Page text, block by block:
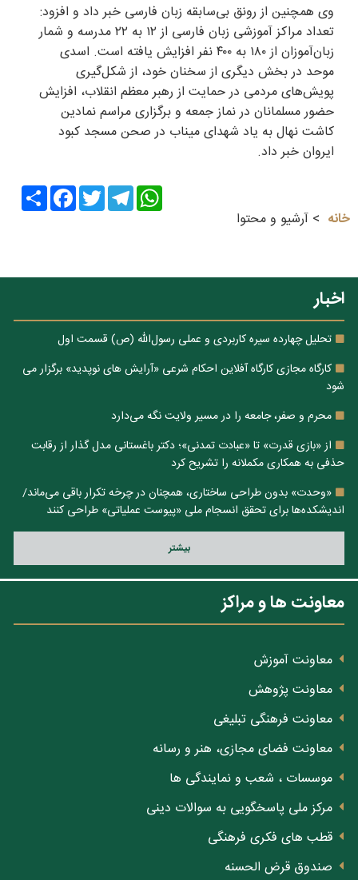
وی همچنین از رونق بی‌سابقه زبان فارسی خبر داد و افزود:
تعداد مراکز آموزشی زبان فارسی از ۱۲ به ۲۲ مدرسه و شمار
زبان‌آموزان از ۱۸۰ به ۴۰۰ نفر افزایش یافته است. اسدی
موحد در بخش دیگری از سخنان خود، از شکل‌گیری
پویش‌های مردمی در حمایت از رهبر معظم انقلاب، افزایش
حضور مسلمانان در نماز جمعه و برگزاری مراسم نمادین
کاشت نهال به یاد شهدای میناب در صحن مسجد کبود
ایروان خبر داد.
Share
FacebookTwitter
Telegram
WhatsApp
خانه
آرشیو و محتوا
اخبار
تحلیل چهارده سیره کاربردی و عملی رسول‌الله (ص) قسمت اول
کارگاه مجازی کارگاه آفلاین احکام شرعی «آرایش های نوپدید» برگزار می
شود
محرم و صفر، جامعه را در مسیر ولایت نگه می‌دارد
از «بازی قدرت» تا «عبادت تمدنی»؛ دکتر باغستانی مدل گذار از رقابت
حذفی به همکاری مکملانه را تشریح کرد
«وحدت» بدون طراحی ساختاری، همچنان در چرخه تکرار باقی می‌ماند/
اندیشکده‌ها برای تحقق انسجام ملی «پیوست عملیاتی» طراحی کنند
بيشتر
معاونت ها و مراکز
معاونت آموزش
معاونت پژوهش
معاونت فرهنگی تبلیغی
معاونت فضای مجازی، هنر و رسانه
موسسات ، شعب و نمایندگی ها
مرکز ملی پاسخگویی به سوالات دینی
قطب های فکری فرهنگی
صندوق قرض الحسنه